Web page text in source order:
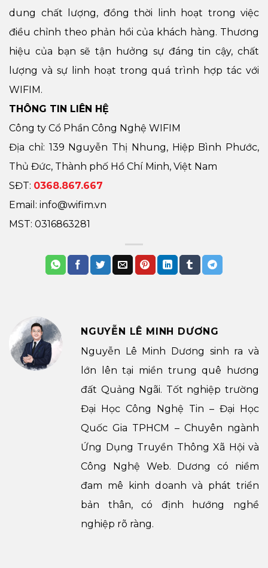
dung chất lượng, đồng thời linh hoạt trong việc
điều chỉnh theo phản hồi của khách hàng. Thương
hiệu của bạn sẽ tận hưởng sự đáng tin cậy, chất
lượng và sự linh hoạt trong quá trình hợp tác với
WIFIM.
THÔNG TIN LIÊN HỆ
Công ty Cổ Phần Công Nghệ WIFIM
Địa chỉ: 139 Nguyễn Thị Nhung, Hiệp Bình Phước,
Thủ Đức, Thành phố Hồ Chí Minh, Việt Nam
SĐT: 0368.867.667
Email: info@wifim.vn
MST: 0316863281
NGUYỄN LÊ MINH DƯƠNG
Nguyễn Lê Minh Dương sinh ra và
lớn lên tại miền trung quê hương
đất Quảng Ngãi. Tốt nghiệp trường
Đại Học Công Nghệ Tin – Đại Học
Quốc Gia TPHCM – Chuyên ngành
Ứng Dụng Truyền Thông Xã Hội và
Công Nghệ Web. Dương có niềm
đam mê kinh doanh và phát triển
bản thân, có định hướng nghề
nghiệp rõ ràng.